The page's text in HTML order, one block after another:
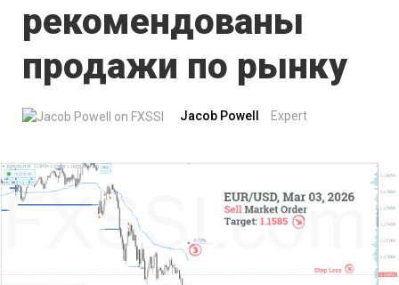
рекомендованы
продажи по рынку
Jacob Powell Expert